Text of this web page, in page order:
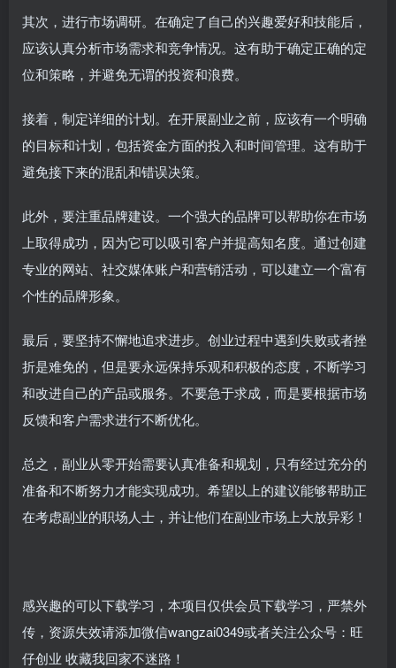
其次，进行市场调研。在确定了自己的兴趣爱好和技能后，
应该认真分析市场需求和竞争情况。这有助于确定正确的定
位和策略，并避免无谓的投资和浪费。
接着，制定详细的计划。在开展副业之前，应该有一个明确
的目标和计划，包括资金方面的投入和时间管理。这有助于
避免接下来的混乱和错误决策。
此外，要注重品牌建设。一个强大的品牌可以帮助你在市场
上取得成功，因为它可以吸引客户并提高知名度。通过创建
专业的网站、社交媒体账户和营销活动，可以建立一个富有
个性的品牌形象。
最后，要坚持不懈地追求进步。创业过程中遇到失败或者挫
折是难免的，但是要永远保持乐观和积极的态度，不断学习
和改进自己的产品或服务。不要急于求成，而是要根据市场
反馈和客户需求进行不断优化。
总之，副业从零开始需要认真准备和规划，只有经过充分的
准备和不断努力才能实现成功。希望以上的建议能够帮助正
在考虑副业的职场人士，并让他们在副业市场上大放异彩！
感兴趣的可以下载学习，本项目仅供会员下载学习，严禁外
传，资源失效请添加微信wangzai0349或者关注公众号：旺
仔创业 收藏我回家不迷路！